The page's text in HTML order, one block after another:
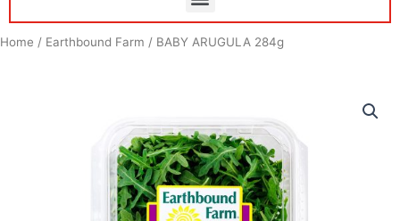
Home / Earthbound Farm / BABY ARUGULA 284g